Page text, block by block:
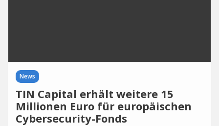
News
TIN Capital erhält weitere 15
Millionen Euro für europäischen
Cybersecurity-Fonds